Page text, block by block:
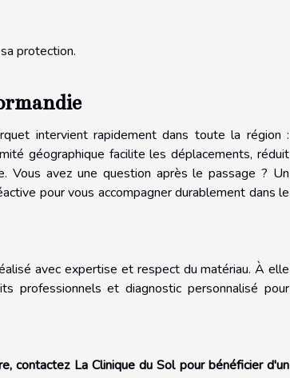
protection.
intervient rapidement dans toute la région :
géographique facilite les déplacements, réduit
Vous avez une question après le passage ? Un
pour vous accompagner durablement dans le
avec expertise et respect du matériau. À elle
professionnels et diagnostic personnalisé pour
contactez La Clinique du Sol pour bénéficier d'un